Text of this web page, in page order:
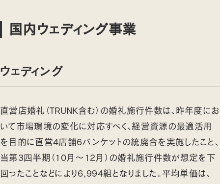
国内ウェディング事業
ウェディング
直営店婚礼（TRUNK含む）の婚礼施行件数は、昨年度にお
いて市場環境の変化に対応すべく、経営資源の最適活用
を目的に直営4店舗6バンケットの統廃合を実施したこと、
当第3四半期（10月～12月）の婚礼施行件数が想定を下
回ったことなどにより6,994組となりました。平均単価は、